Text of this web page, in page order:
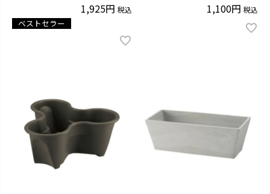
1,925 税込
ベストセラー
1,100 税込